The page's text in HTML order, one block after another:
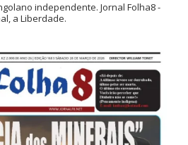
independente.Jornal Folha8 -
a Liberdade.